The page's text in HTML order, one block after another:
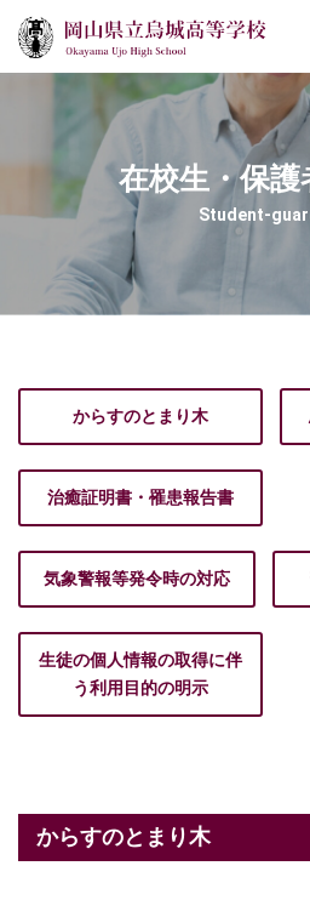
在校生・保
Student-
からすのとまり木
治癒証明書・罹患報告書
気象警報等発令時の対応
生徒の個人情報の取得に伴
う利用目的の明示
からすのとまり木